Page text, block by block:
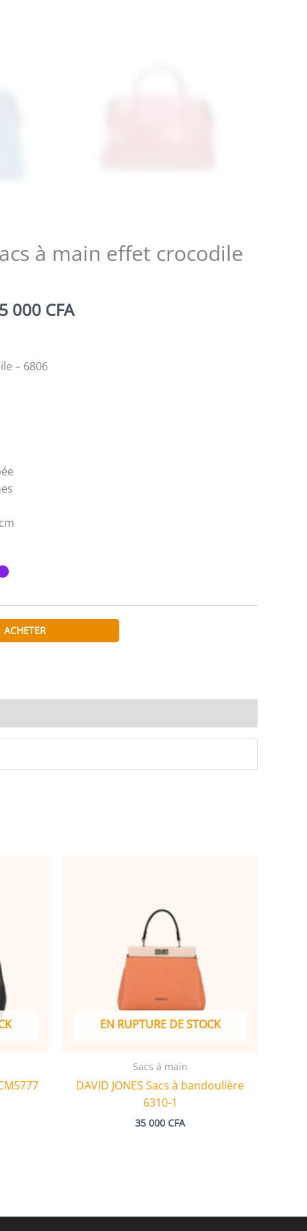
à main effet crocodile
000 CFAPlage
– 6806
ACHETER
EN RUPTURE DE STOCK
Sacs à main
DAVID JONES Sacs à bandoulière
6310-1
35 000 CFA